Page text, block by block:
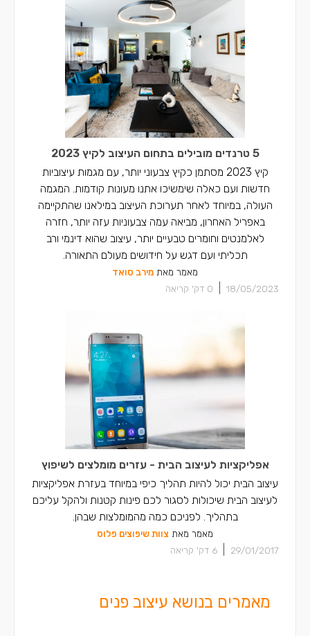
5 טרנדים מובילים בתחום העיצוב לקיץ 2023
קיץ 2023 מסתמן כקיץ צבעוני יותר, עם מגמות עיצוביות
חדשות ועם כאלה שימשיכו אתנו מעונות קודמות. המגמה
העולה, במיוחד לאחר תערוכת העיצוב במילאנו שהתקיימה
באפריל האחרון, מביאה עמה צבעוניות עזה יותר, חזרה
לאלמנטים וחומרים טבעיים יותר, עיצוב שהוא דינמי ורב
תכליתי ועם דגש על חידושים מעולם התאורה.
מאמר מאת מירב סואד
18/05/2023
0 דק' קריאה
אפליקציות לעיצוב הבית - עזרים מומלצים לשיפוץ
עיצוב הבית יכול להיות תהליך כיפי במיוחד בעזרת אפליקציות
לעיצוב הבית שיכולות לסגור לכם פינות קטנות ולהקל עליכם
בתהליך. לפניכם כמה מהמומלצות שבהן.
מאמר מאת צוות שיפוצים פלוס
29/01/2017
6 דק' קריאה
מאמרים בנושא עיצוב פנים